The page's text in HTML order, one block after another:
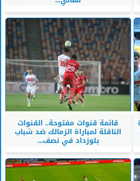
قائمة قنوات مفتوحة.. القنوات
الناقلة لمباراة الزمالك ضد شباب
بلوزداد في نصف...